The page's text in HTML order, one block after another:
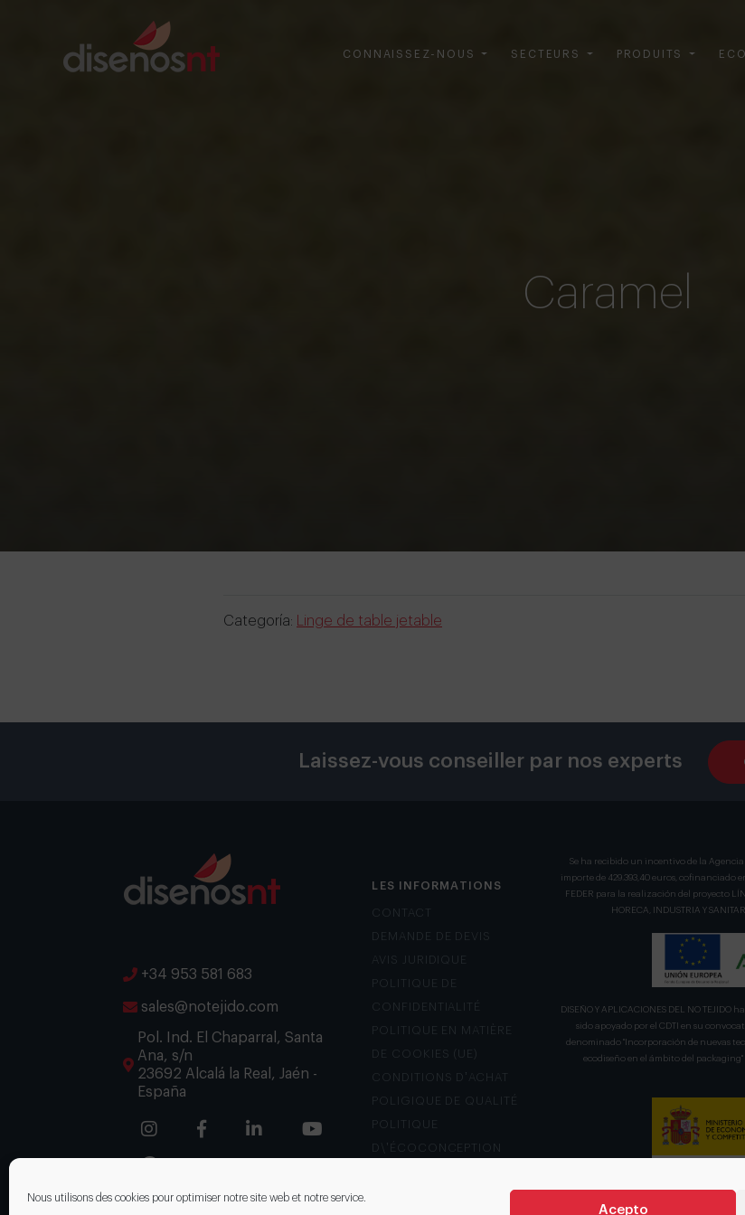
Nous utilisons des cookies pour optimiser notre site web et notre service.
Acepto
CONNAISSEZ-NOUS SECTEURS PRODUITS
Caramel
Categoría: Linge de table jetable
Laissez-vous conseiller par nos experts
+34 953 581 683
sales@notejido.com
Pol. Ind. El Chaparral, Santa
Ana, s/n
23692 Alcalá la Real, Jaén -
España
LES INFORMATIONS
CONTACT
DEMANDE DE DEVIS
AVIS JURIDIQUE
POLITIQUE DE
CONFIDENTIALITÉ
POLITIQUE EN MATIÈRE
DE COOKIES (UE)
CONDITIONS D’ACHAT
POLIGIQUE DE QUALITÉ
D\’ÉCOCONCEPTION
Se ha recibido un incentivo de la
importe de 429.393,40 euros, cofinanciado
FEDER para la realización del proyecto
HORECA, INDUSTRIA Y
DISEÑO Y APLICACIONES DEL NO
sido apoyado por el CDTI en su
denominado "Incorporación de nuevas
ecodiseño en el ámbito del